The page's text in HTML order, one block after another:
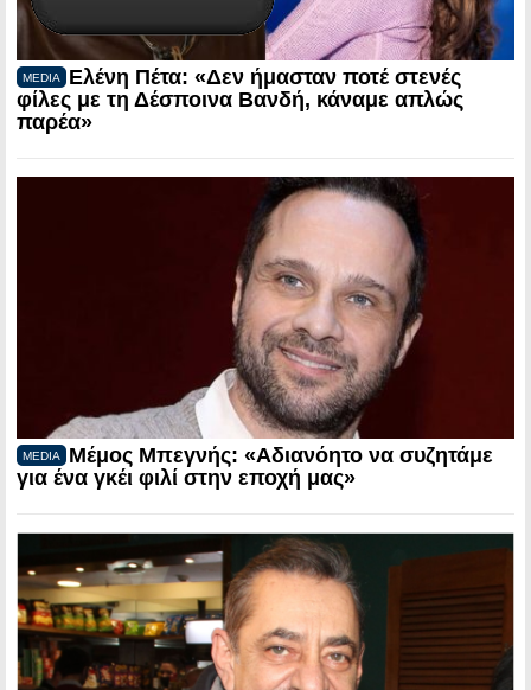
MEDIA
Ελένη Πέτα: «Δεν ήμασταν ποτέ στενές
φίλες με τη Δέσποινα Βανδή, κάναμε απλώς
παρέα»
MEDIA
Μέμος Μπεγνής: «Αδιανόητο να συζητάμε
για ένα γκέι φιλί στην εποχή μας»